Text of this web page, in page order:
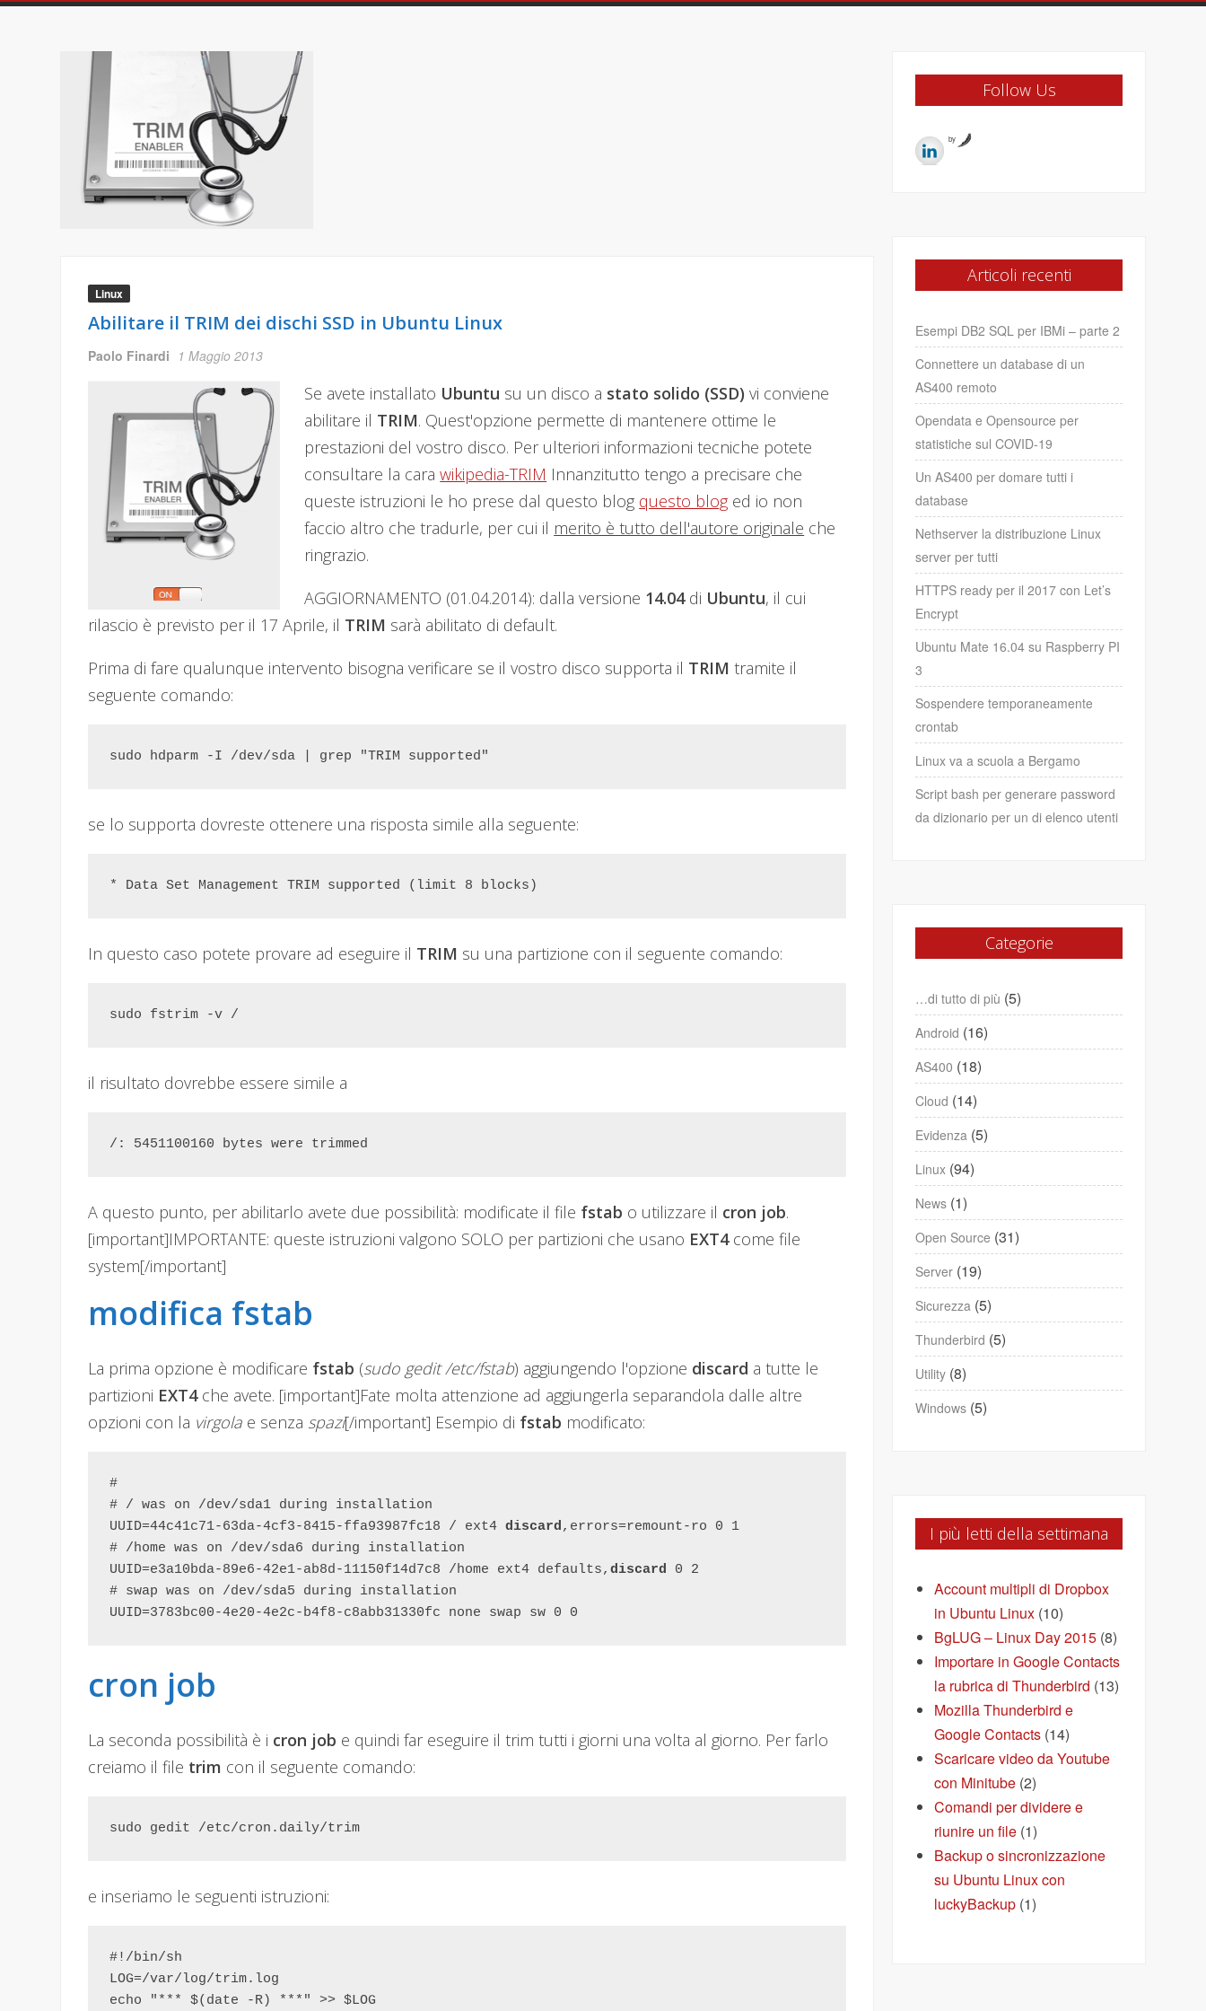
Linux
Abilitare il TRIM dei dischi SSD in Ubuntu Linux
Paolo Finardi 1 Maggio 2013
Se avete installato Ubuntu su un disco a stato solido (SSD) vi conviene
abilitare il TRIM. Quest'opzione permette di mantenere ottime le
prestazioni del vostro disco. Per ulteriori informazioni tecniche potete
consultare la carawikipedia-TRIM Innanzitutto tengo a precisare che
queste istruzioni le ho prese dal questo blog questo blog ed io non
faccio altro che tradurle, per cui il merito è tutto dell'autore originale che
ringrazio.
AGGIORNAMENTO (01.04.2014): dalla versione 14.04di Ubuntu, il cui
rilascio è previsto per il 17 Aprile, il TRIM sarà abilitato di default.
Prima di fare qualunque intervento bisogna verificare se il vostro disco supporta il TRIM tramite il
seguente comando:
sudo hdparm -I /dev/sda | grep "TRIM supported"
se lo supporta dovreste ottenere una risposta simile alla seguente:
* Data Set Management TRIM supported (limit 8 blocks)
In questo caso potete provare ad eseguire il TRIM su una partizione con il seguente comando:
sudo fstrim -v /
il risultato dovrebbe essere simile a
/: 5451100160 bytes were trimmed
A questo punto, per abilitarlo avete due possibilità: modificate il file fstab o utilizzare il cron job.
[important]IMPORTANTE: queste istruzioni valgono SOLO per partizioni che usano EXT4come file
system[/important]
modifica fstab
La prima opzione è modificare fstab (sudo gedit/etc/fstab) aggiungendo l'opzione discard a tutte le
partizioni EXT4che avete. [important]Fate molta attenzione ad aggiungerla separandola dalle altre
opzioni con la virgola e senza spazi[/important] Esempio di fstab modificato:
#
# / was on /dev/sda1 during installation
UUID=44c41c71-63da-4cf3-8415-ffa93987fc18 / ext4 discard,errors=remount-ro 0 1
# /home was on /dev/sda6 during installation
UUID=e3a10bda-89e6-42e1-ab8d-11150f14d7c8 /home ext4 defaults,discard 0 2
# swap was on /dev/sda5 during installation
UUID=3783bc00-4e20-4e2c-b4f8-c8abb31330fc none swap sw 0 0
cron job
La seconda possibilità è i cron job e quindi far eseguire il trim tutti i giorni una volta al giorno. Per farlo
creiamo il file trim con il seguente comando:
sudo gedit /etc/cron.daily/trim
e inseriamo le seguenti istruzioni:
#!/bin/sh
LOG=/var/log/trim.log
echo "*** $(date -R) ***" >> $LOG
Follow Us
by
Articoli recenti
Esempi DB2 SQL per IBMi – parte 2
Connettere un database di un
AS400 remoto
Opendata e Opensource per
statistiche sul COVID-19
Un AS400 per domare tutti i
database
Nethserver la distribuzione Linux
server per tutti
HTTPS ready per il 2017 con Let’s
Encrypt
Ubuntu Mate 16.04 su Raspberry PI
3
Sospendere temporaneamente
crontab
Linux va a scuola a Bergamo
Script bash per generare password
da dizionario per un di elenco utenti
Categorie
…di tutto di più (5)
Android (16)
AS400 (18)
Cloud (14)
Evidenza (5)
Linux (94)
News (1)
Open Source (31)
Server (19)
Sicurezza (5)
Thunderbird (5)
Utility (8)
Windows (5)
I più letti della settimana
Account multipli di Dropbox
in Ubuntu Linux (10)
BgLUG – Linux Day 2015 (8)
Importare in Google Contacts
la rubrica di Thunderbird (13)
Mozilla Thunderbird e
Google Contacts (14)
Scaricare video da Youtube
con Minitube (2)
Comandi per dividere e
riunire un file (1)
Backup o sincronizzazione
su Ubuntu Linux con
luckyBackup (1)